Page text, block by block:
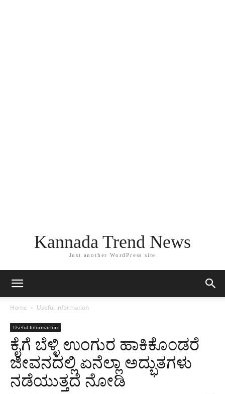
Kannada Trend News
Just another WordPress site
Home Useful Information
Useful Information
ಕೈಗೆ ಬೆಳ್ಳಿ ಉಂಗುರ ಹಾಕಿಕೊಂಡರೆ
ಜೀವನದಲ್ಲಿ ಏನೆಲ್ಲಾ ಅದ್ಭುತಗಳು
ನಡೆಯುತ್ತದೆ ನೋಡಿ